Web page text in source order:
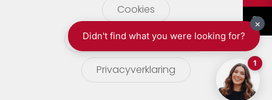
Cookies
gebruikersvoorwaarden
Privacyverklaring